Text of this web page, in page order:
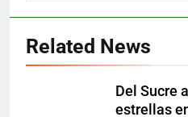
Related News
Del Sucre
estrellas